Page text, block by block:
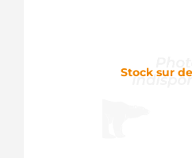
Stock sur